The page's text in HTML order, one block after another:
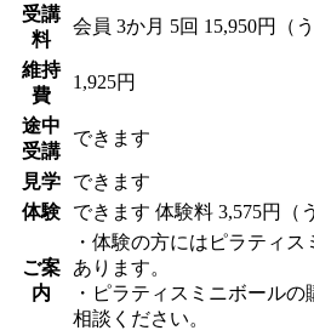
受講
料
会員 3か月 5回 15,950円（
維持
費
1,925円
途中
受講
できます
見学
できます
体験
できます 体験料 3,575円（
ご案
内
・体験の方にはピラティ
あります。
・ピラティスミニボール
相談ください。